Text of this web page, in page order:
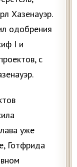
Хазенауэр.
одобрения
I и
с
уже
Готфрида